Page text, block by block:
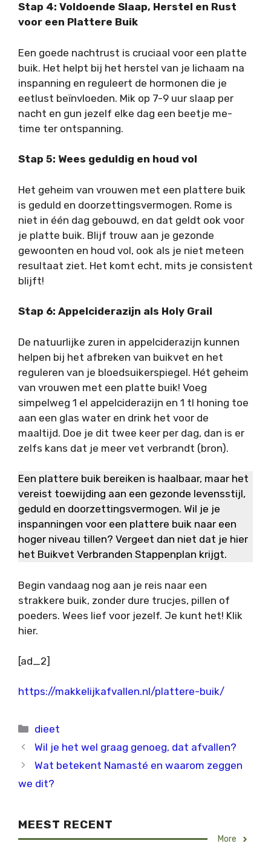
Stap 4: Voldoende Slaap, Herstel en Rust
voor een Plattere Buik
Een goede nachtrust is cruciaal voor een platte
buik. Het helpt bij het herstel van je lichaam na
inspanning en reguleert de hormonen die je
eetlust beïnvloeden. Mik op 7-9 uur slaap per
nacht en gun jezelf elke dag een beetje me-
time ter ontspanning.
Stap 5: Wees geduldig en houd vol
Het geheim van vrouwen met een plattere buik
is geduld en doorzettingsvermogen. Rome is
niet in één dag gebouwd, en dat geldt ook voor
je platte buik. Blijf trouw aan je gezonde
gewoonten en houd vol, ook als je niet meteen
resultaat ziet. Het komt echt, mits je consistent
blijft!
Stap 6: Appelciderazijn als Holy Grail
De natuurlijke zuren in appelciderazijn kunnen
helpen bij het afbreken van buikvet en het
reguleren van je bloedsuikerspiegel. Hét geheim
van vrouwen met een platte buik! Voeg
simpelweg 1 el appelciderazijn en 1 tl honing toe
aan een glas water en drink het voor de
maaltijd. Doe je dit twee keer per dag, dan is er
zelfs kans dat je meer vet verbrandt (bron).
Een plattere buik bereiken is haalbaar, maar het
vereist toewijding aan een gezonde levensstijl,
geduld en doorzettingsvermogen. Wil je je
inspanningen voor een plattere buik naar een
hoger niveau tillen? Vergeet dan niet dat je hier
het Buikvet Verbranden Stappenplan krijgt.
Begin vandaag nog aan je reis naar een
strakkere buik, zonder dure trucjes, pillen of
poeders. Wees lief voor jezelf. Je kunt het! Klik
hier.
[ad_2]
https://makkelijkafvallen.nl/plattere-buik/
Categorieën
dieet
Wil je het wel graag genoeg, dat afvallen?
Wat betekent Namasté en waarom zeggen
we dit?
MEEST RECENT
More